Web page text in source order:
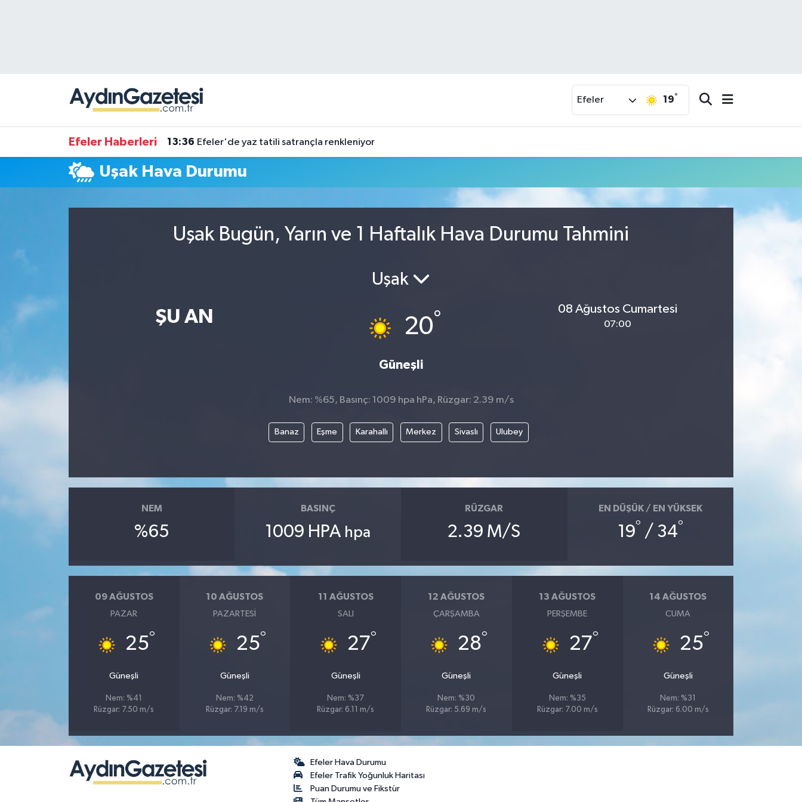
Efeler 19°
Efeler Haberleri 13:36 Efeler'de yaz tatili satrançla renkleniyor
Uşak Hava Durumu
Uşak Bugün, Yarın ve 1 Haftalık Hava Durumu Tahmini
ŞU AN
Uşak
20°
Güneşli
08 Ağustos Cumartesi
07:00
Nem: %65, Basınç: 1009 hpa hPa, Rüzgar: 2.39 m/s
Banaz Eşme Karahallı Merkez Sivaslı Ulubey
NEM
%65
BASINÇ
1009 HPA hpa
RÜZGAR
2.39 M/S
EN DÜŞÜK / EN YÜKSEK
19° / 34°
09 AĞUSTOS
PAZAR
25°
Güneşli
Nem: %41
Rüzgar: 7.50 m/s
10 AĞUSTOS
PAZARTESI
25°
Güneşli
Nem: %42
Rüzgar: 7.19 m/s
11 AĞUSTOS
SALI
27°
Güneşli
Nem: %37
Rüzgar: 6.11 m/s
12 AĞUSTOS
ÇARŞAMBA
28°
Güneşli
Nem: %30
Rüzgar: 5.69 m/s
13 AĞUSTOS
PERŞEMBE
27°
Güneşli
Nem: %35
Rüzgar: 7.00 m/s
14 AĞUSTOS
CUMA
25°
Güneşli
Nem: %31
Rüzgar: 6.00 m/s
Efeler Hava Durumu
Efeler Trafik Yoğunluk Haritası
Puan Durumu ve Fikstür
Süper Lig Puan Durumu ve Fikstür
Tüm Manşetler
Son Dakika Haberleri